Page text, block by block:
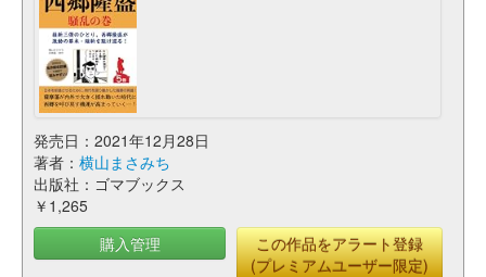
発売日：2021年12月28日
著者： 横山まさみち
出版社：ゴマブックス
￥1,265
購入管理
この作品をアラート登録
(プレミアムユーザー限定)